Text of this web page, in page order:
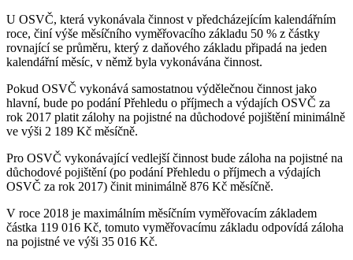
U OSVČ, která vykonávala činnost v předcházejícím kalendářním
roce, činí výše měsíčního vyměřovacího základu 50 % z částky
rovnající se průměru, který z daňového základu připadá na jeden
kalendářní měsíc, v němž byla vykonávána činnost.
Pokud OSVČ vykonává samostatnou výdělečnou činnost jako
hlavní, bude po podání Přehledu o příjmech a výdajích OSVČ za
rok 2017 platit zálohy na pojistné na důchodové pojištění minimálně
ve výši 2 189 Kč měsíčně.
Pro OSVČ vykonávající vedlejší činnost bude záloha na pojistné na
důchodové pojištění (po podání Přehledu o příjmech a výdajích
OSVČ za rok 2017) činit minimálně 876 Kč měsíčně.
V roce 2018 je maximálním měsíčním vyměřovacím základem
částka 119 016 Kč, tomuto vyměřovacímu základu odpovídá záloha
na pojistné ve výši 35 016 Kč.